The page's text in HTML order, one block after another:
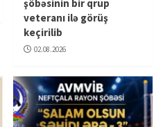
şöbəsinin bir qrup
veteranı ilə görüş
keçirilib
02.08.2026